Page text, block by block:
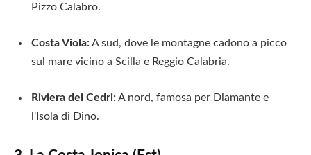
Pizzo Calabro.
Costa Viola:A sud, dove le montagne cadono a picco
sul mare vicino a Scilla e Reggio Calabria.
Riviera dei Cedri:A nord, famosa per Diamante e
l'Isola di Dino.